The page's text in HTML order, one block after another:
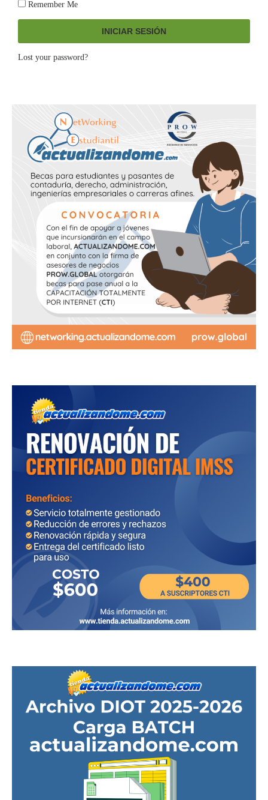
Remember Me
INICIAR SESIÓN
Lost your password?